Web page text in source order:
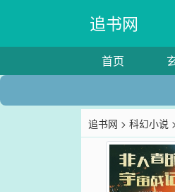
追书网
首页
追书网 >科幻小说